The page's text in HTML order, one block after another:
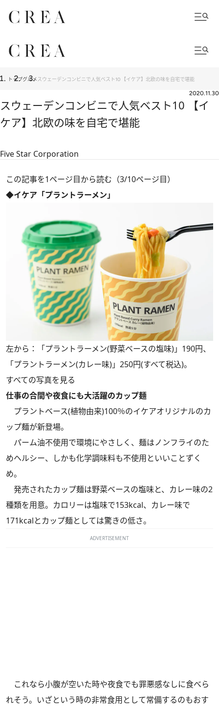
トップグルメスウェーデンコンビニで人気ベスト10 【イケア】北欧の味を自宅で堪能
2020.11.30
スウェーデンコンビニで人気ベスト10 【イ
ケア】北欧の味を自宅で堪能
Five Star Corporation
この記事を1ページ目から読む（3/10ページ目）
◆イケア「プラントラーメン」
左から：「プラントラーメン(野菜ベースの塩味)」190円、
「プラントラーメン(カレー味)」250円(すべて税込)。
すべての写真を見る
仕事の合間や夜食にも大活躍のカップ麺
プラントベース(植物由来)100％のイケアオリジナルのカ
ップ麺が新登場。
パーム油不使用で環境にやさしく、麺はノンフライのた
めヘルシー、しかも化学調味料も不使用といいことずく
め。
発売されたカップ麺は野菜ベースの塩味と、カレー味の2
種類を用意。カロリーは塩味で153kcal、カレー味で
171kcalとカップ麺としては驚きの低さ。
ADVERTISEMENT
これなら小腹が空いた時や夜食でも罪悪感なしに食べら
れそう。いざという時の非常食用として常備するのもおす